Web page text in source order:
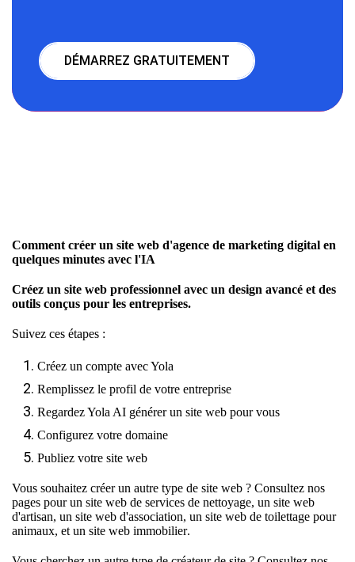
DÉMARREZ GRATUITEMENT
Comment créer un site web d'agence de marketing digital en
quelques minutes avec l'IA
Créez un site web professionnel avec un design avancé et des
outils conçus pour les entreprises.
Suivez ces étapes :
Créez un compte avec Yola
Remplissez le profil de votre entreprise
Regardez Yola AI générer un site web pour vous
Configurez votre domaine
Publiez votre site web
Vous souhaitez créer un autre type de site web ? Consultez nos
pages pour un site web de services de nettoyage, un site web
d'artisan, un site web d'association, un site web de toilettage pour
animaux, et un site web immobilier.